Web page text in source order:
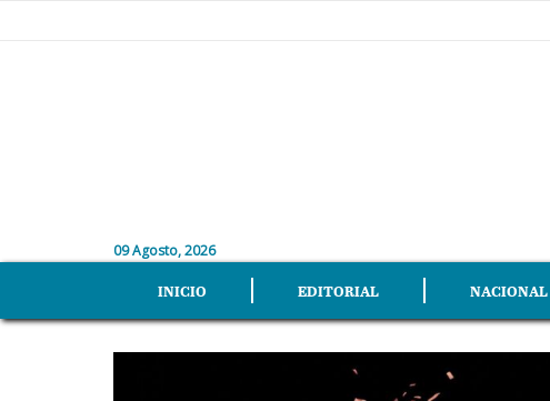
09 Agosto, 2026
INICIO EDITORIAL NACIONAL